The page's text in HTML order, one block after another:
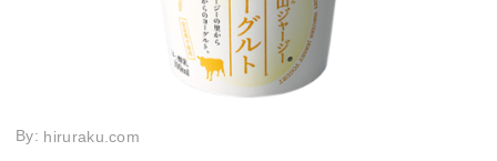
By: hiruraku.com